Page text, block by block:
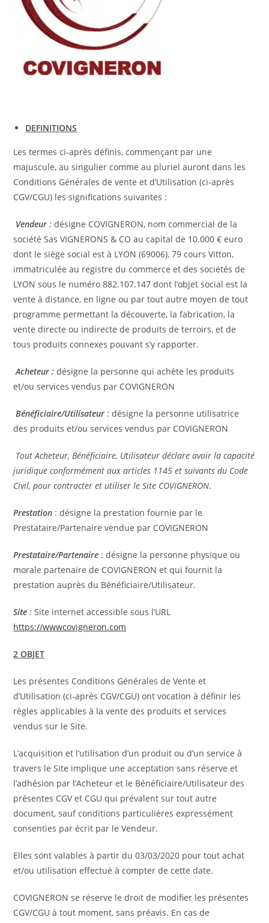
DEFINITIONS
Les termes ci-après définis, commençant par une
majuscule, au singulier comme au pluriel auront dans les
Conditions Générales de vente et d’Utilisation (ci-après
CGV/CGU) les significations suivantes :
Vendeur : désigne COVIGNERON, nom commercial de la
société Sas VIGNERONS & CO au capital de 10.000 € euro
dont le siège social est à LYON (69006), 79 cours Vitton,
immatriculée au registre du commerce et des sociétés de
LYON sous le numéro 882.107.147 dont l’objet social est la
vente à distance, en ligne ou par tout autre moyen de tout
programme permettant la découverte, la fabrication, la
vente directe ou indirecte de produits de terroirs, et de
tous produits connexes pouvant s’y rapporter.
Acheteur :désigne la personne qui achète les produits
et/ou services vendus par COVIGNERON
Bénéficiaire/Utilisateur : désigne la personne utilisatrice
des produits et/ou services vendus par COVIGNERON
Tout Acheteur, Bénéficiaire, Utilisateur déclare avoir la capacité
juridique conformément aux articles 1145 et suivants du Code
Civil, pour contracter et utiliser le Site COVIGNERON.
Prestation : désigne la prestation fournie par le
Prestataire/Partenaire vendue par COVIGNERON
Prestataire/Partenaire : désigne la personne physique ou
morale partenaire de COVIGNERON et qui fournit la
prestation auprès du Bénéficiaire/Utilisateur.
Site : Site internet accessible sous l’URL
https://wwwcovigneron.com
2 OBJET
Les présentes Conditions Générales de Vente et
d’Utilisation (ci-après CGV/CGU) ont vocation à définir les
règles applicables à la vente des produits et services
vendus sur le Site.
L’acquisition et l’utilisation d’un produit ou d’un service à
travers le Site implique une acceptation sans réserve et
l’adhésion par l’Acheteur et le Bénéficiaire/Utilisateur des
présentes CGV et CGU qui prévalent sur tout autre
document, sauf conditions particulières expressément
consenties par écrit par le Vendeur.
Elles sont valables à partir du 03/03/2020 pour tout achat
et/ou utilisation effectué à compter de cette date.
COVIGNERON se réserve le droit de modifier les présentes
CGV/CGU à tout moment, sans préavis. En cas de